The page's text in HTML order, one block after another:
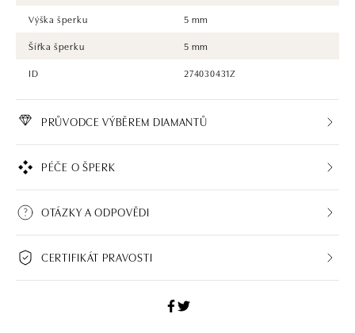
Výška šperku
5 mm
Šířka šperku
5 mm
ID
274030431Z
PRŮVODCE VÝBĚREM DIAMANTŮ
PÉČE O ŠPERK
OTÁZKY A ODPOVĚDI
CERTIFIKÁT PRAVOSTI